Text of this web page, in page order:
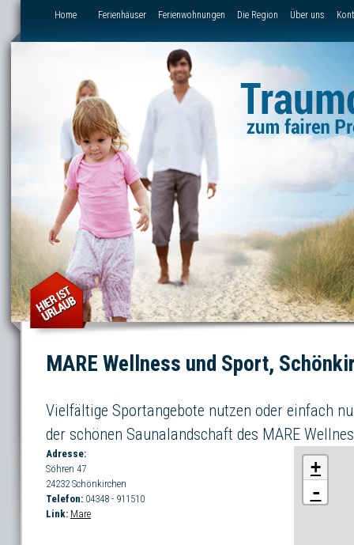
Direkt zum Inhalt
Home Ferienhäuser Ferienwohnungen Die Region Über uns
MARE Wellness und Sport,
Vielfältige Sportangebote nutzen oder einfach
der schönen Saunalandschaft des MARE
Adresse:
Söhren 47
24232 Schönkirchen
Telefon: 04348 - 911510
Link: Mare
+
-